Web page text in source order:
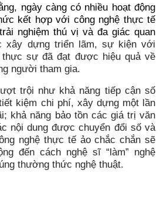
ngày càng có nhiều hoạt động
kết hợp với công nghệ thực tế
nghiệm thú vị và đa giác quan
xây dựng triển lãm, sự kiện với
thực sự đã đạt được hiệu quả về
người tham gia.
trội như khả năng tiếp cận số
kiệm chi phí, xây dựng một lần
khả năng bảo tồn các giá trị văn
nội dung được chuyển đổi số và
nghệ thực tế ảo chắc chắn sẽ
đến cách nghệ sĩ “làm” nghệ
thường thức nghệ thuật.